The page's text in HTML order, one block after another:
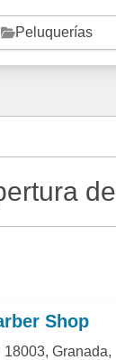
de
Shop
Granada,